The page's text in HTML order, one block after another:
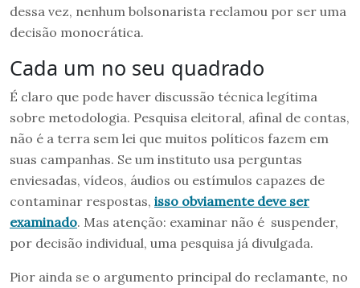
dessa vez, nenhum bolsonarista reclamou por ser uma
decisão monocrática.
Cada um no seu quadrado
É claro que pode haver discussão técnica legítima
sobre metodologia. Pesquisa eleitoral, afinal de contas,
não é a terra sem lei que muitos políticos fazem em
suas campanhas. Se um instituto usa perguntas
enviesadas, vídeos, áudios ou estímulos capazes de
contaminar respostas, isso obviamente deve ser
examinado. Mas atenção: examinar não é suspender,
por decisão individual, uma pesquisa já divulgada.
Pior ainda se o argumento principal do reclamante, no